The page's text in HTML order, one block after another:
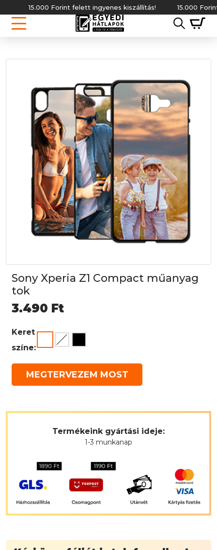
15.000 Forint felett ingyenes kiszállítás! 15.000 Forint
Sony Xperia Z1 Compact műanyag
tok
3.490 Ft
Keret
színe:
MEGTERVEZEM MOST
Termékeink gyártási ideje:
1-3 munkanap